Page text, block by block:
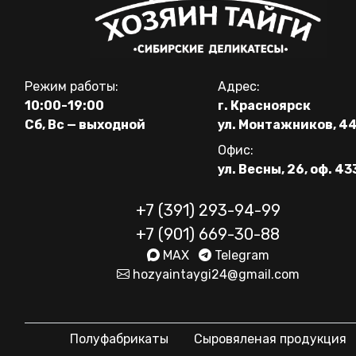
Режим работы:
10:00-19:00
Сб, Вс — выходной
Адрес:
г. Красноярск
ул. Монтажников,
Офис:
ул. Весны, 26, оф.
+7 (391) 293-94-99
+7 (901) 669-30-88
MAX
Telegram
hozyaintaygi24@gmail.com
Полуфабрикаты Сыровяленая продукция